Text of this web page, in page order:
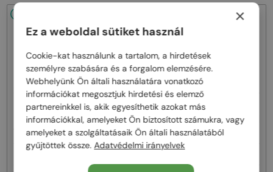
Dita—Napszemüvegek
MACH ONE DRX-2030 TITANIUM -
W - 59
Dita—Napszemüvegek
MACH SIX//TITANIUM DTS121 - 01 -
62
×
Ez a weboldal sütiket használ
Cookie-kat használunk a tartalom, a hirdetések
személyre szabására és a forgalom elemzésére.
Webhelyünk Ön általi használatára vonatkozó
információkat megosztjuk hirdetési és elemző
partnereinkkel is, akik egyesíthetik azokat más
információkkal, amelyeket Ön biztosított számukra, vagy
amelyeket a szolgáltatásaik Ön általi használatából
gyűjtöttek össze.Adatvédelmi irányelvek